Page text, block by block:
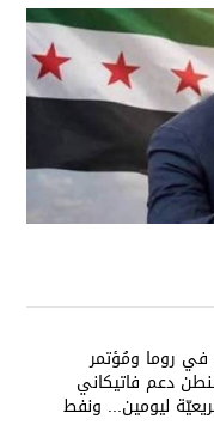
روما ومُؤتمر
دعم فاتيكاني
ليومين... ونفط